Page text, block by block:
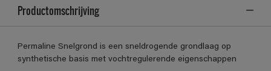
Productomschrijving
Permaline Snelgrond is een sneldrogende grondlaag op
synthetische basis met vochtregulerende eigenschappen